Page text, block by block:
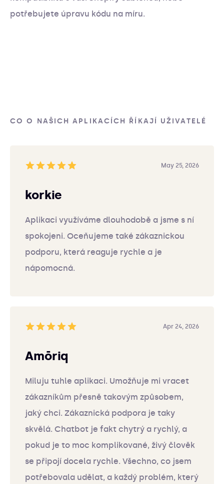
potřebujete úpravu kódu na míru.
CO O NAŠICH APLIKACÍCH ŘÍKAJÍ UŽIVATELÉ
May 25, 2026
korkie
Aplikaci využíváme dlouhodobě a jsme s ní
spokojeni. Oceňujeme také zákaznickou
podporu, která reaguje rychle a je
nápomocná.
Apr 24, 2026
Amōriq
Miluju tuhle aplikaci. Umožňuje mi vracet
zákazníkům přesně takovým způsobem,
jaký chci. Zákaznická podpora je taky
skvělá. Chatbot je fakt chytrý a rychlý, a
pokud je to moc komplikované, živý člověk
se připojí docela rychle. Všechno, co jsem
potřebovala udělat, a každý problém, který